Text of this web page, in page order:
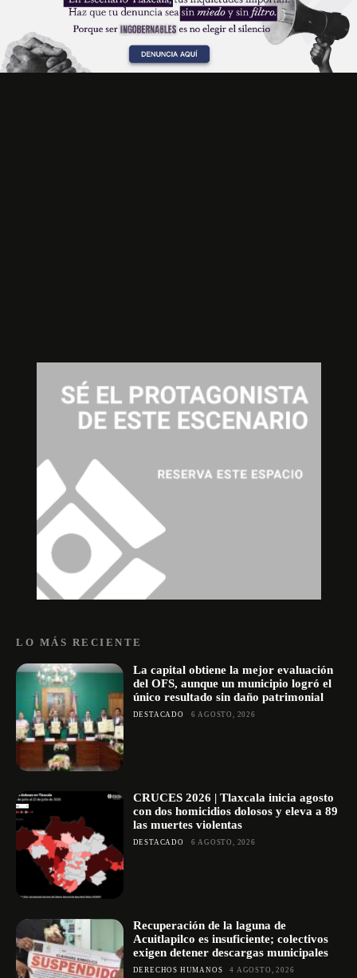
LO MÁS RECIENTE
La capital obtiene la mejor evaluación
del OFS, aunque un municipio logró el
único resultado sin daño patrimonial
DESTACADO 6 AGOSTO, 2026
CRUCES 2026 | Tlaxcala inicia agosto
con dos homicidios dolosos y eleva a 89
las muertes violentas
DESTACADO 6 AGOSTO, 2026
Recuperación de la laguna de
Acuitlapilco es insuficiente; colectivos
exigen detener descargas municipales
DERECHOS HUMANOS 4 AGOSTO, 2026